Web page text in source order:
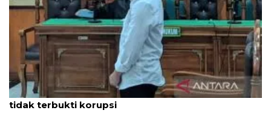
Hakim PN Medan vonis bebas Amsal Sitepu karena
tidak terbukti korupsi